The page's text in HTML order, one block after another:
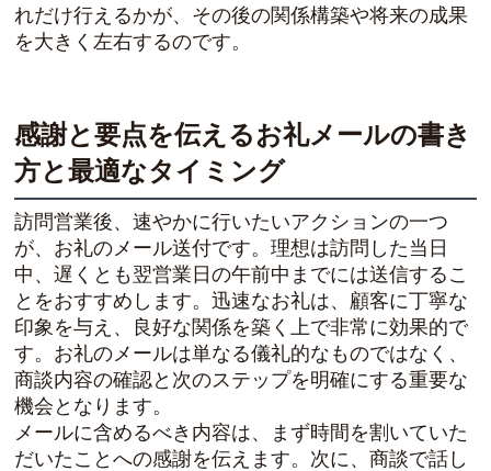
れだけ行えるかが、その後の関係構築や将来の成果
を大きく左右するのです。
感謝と要点を伝えるお礼メールの書き
方と最適なタイミング
訪問営業後、速やかに行いたいアクションの一つ
が、お礼のメール送付です。理想は訪問した当日
中、遅くとも翌営業日の午前中までには送信するこ
とをおすすめします。迅速なお礼は、顧客に丁寧な
印象を与え、良好な関係を築く上で非常に効果的で
す。お礼のメールは単なる儀礼的なものではなく、
商談内容の確認と次のステップを明確にする重要な
機会となります。
メールに含めるべき内容は、まず時間を割いていた
だいたことへの感謝を伝えます。次に、商談で話し